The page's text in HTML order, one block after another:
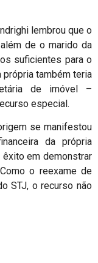
lembrou que o
de o marido da
suficientes para o
também teria
de imóvel –
especial.
se manifestou
da própria
em demonstrar
o reexame de
STJ, o recurso não